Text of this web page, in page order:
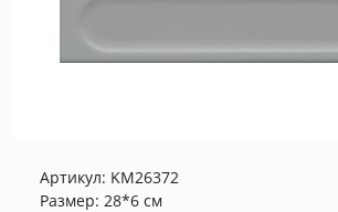
Артикул: KM26372
Размер: 28*6 см